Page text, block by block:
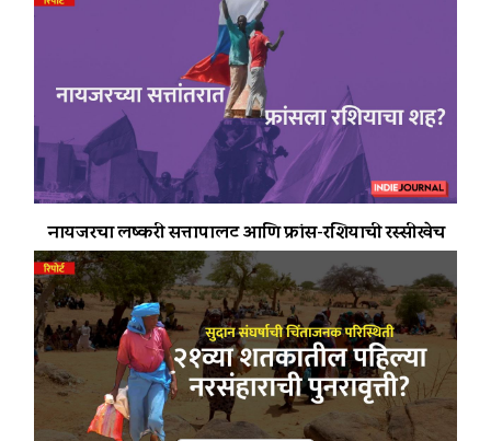
नायजरचा लष्करी सत्तापालट आणि फ्रांस-रशियाची रस्सीखेच